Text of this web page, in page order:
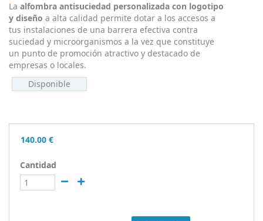
La alfombra antisuciedad personalizada con logotipo
y diseño a alta calidad permite dotar a los accesos a
tus instalaciones de una barrera efectiva contra
suciedad y microorganismos a la vez que constituye
un punto de promoción atractivo y destacado de
empresas o locales.
Disponible
140.00 €
Cantidad